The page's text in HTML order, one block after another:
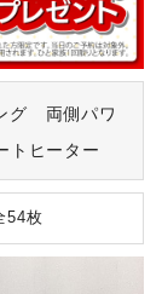
グ 両側パワ
ヒーター
54枚